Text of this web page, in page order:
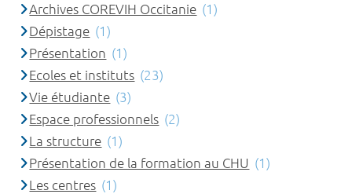
Archives COREVIH Occitanie (1)
Dépistage (1)
Présentation (1)
Ecoles et instituts (23)
Vie étudiante (3)
Espace professionnels (2)
La structure (1)
Présentation de la formation au CHU (1)
Les centres (1)